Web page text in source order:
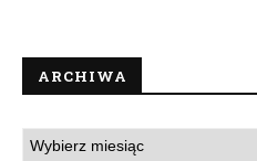
ARCHIWA